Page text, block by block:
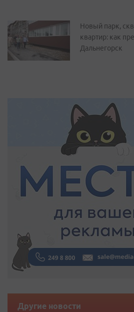
Новый парк,
квартир: как
Дальнегорск
Другие новости